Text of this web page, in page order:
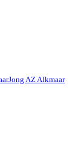
Jong AZ Alkmaar